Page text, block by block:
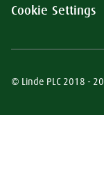
Cookie Settings
© Linde PLC 2018 -